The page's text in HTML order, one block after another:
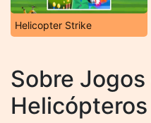
Helicopter Strike
Sobre
Helicópteros